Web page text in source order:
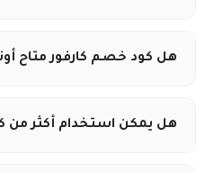
غالبًا يعمل على منتجات
هل كود خصم كارفور متاح
نعم، معظم أكواد الخصم
هل يمكن استخدام أكثر من